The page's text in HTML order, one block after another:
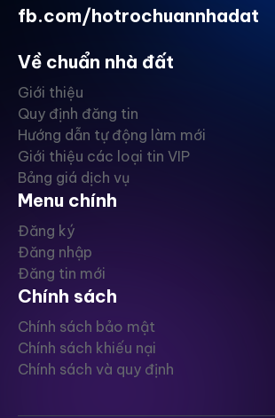
fb.com/hotrochuannhadat
Về chuẩn nhà đất
Giới thiệu
Quy định đăng tin
Hướng dẫn tự động làm mới
Giới thiệu các loại tin VIP
Bảng giá dịch vụ
Menu chính
Đăng ký
Đăng nhập
Đăng tin mới
Chính sách
Chính sách bảo mật
Chính sách khiếu nại
Chính sách và quy định